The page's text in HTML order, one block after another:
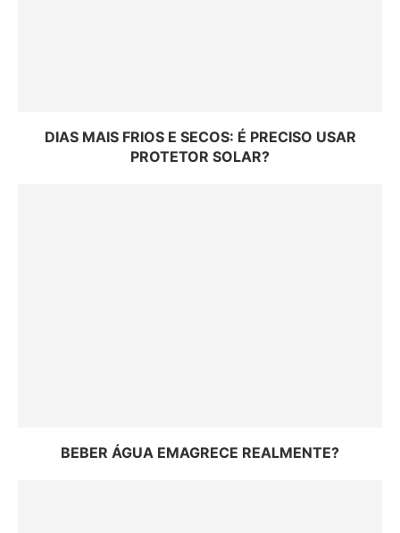
DIAS MAIS FRIOS E SECOS: É PRECISO USAR
PROTETOR SOLAR?
BEBER ÁGUA EMAGRECE REALMENTE?